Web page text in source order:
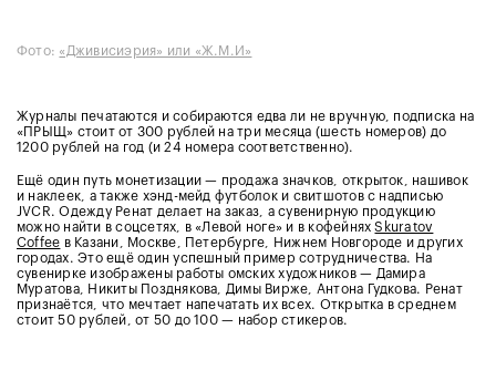
Фото: «Дживисиэрия» или «Ж.М.И»
Журналы печатаются и собираются едва ли не вручную, подписка на
«ПРЫЩ» стоит от 300 рублей на три месяца (шесть номеров) до
1200 рублей на год (и 24 номера соответственно).
Ещё один путь монетизации — продажа значков, открыток, нашивок
и наклеек, а также хэнд-мейд футболок и свитшотов с надписью
JVCR. Одежду Ренат делает на заказ, а сувенирную продукцию
можно найти в соцсетях, в «Левой ноге» и в кофейняхSkuratov
Coffee в Казани, Москве, Петербурге, Нижнем Новгороде и других
городах. Это ещё один успешный пример сотрудничества. На
сувенирке изображены работы омских художников — Дамира
Муратова, Никиты Позднякова, Димы Вирже, Антона Гудкова. Ренат
признаётся, что мечтает напечатать их всех. Открытка в среднем
стоит 50 рублей, от 50 до 100 — набор стикеров.